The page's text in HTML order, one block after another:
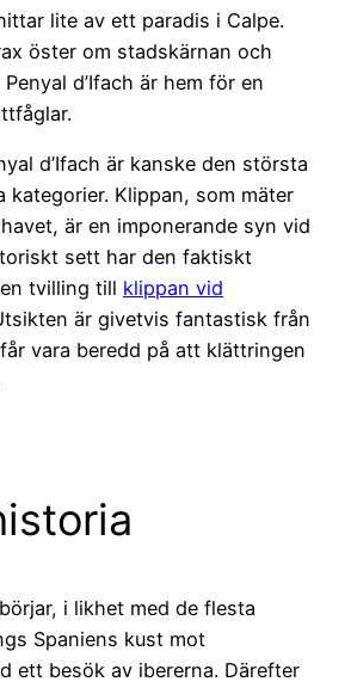
lite av ett paradis i Calpe.
öster om stadskärnan och
d’Ifach är hem för en
d’Ifach är kanske den största
kategorier. Klippan, som mäter
är en imponerande syn vid
sett har den faktiskt
tvilling till klippan vid
är givetvis fantastisk från
vara beredd på att klättringen
i likhet med de flesta
Spaniens kust mot
ett besök av ibererna. Därefter